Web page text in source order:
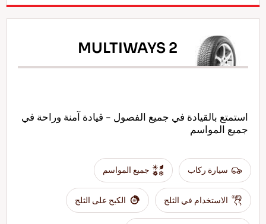
MULTIWAYS 2
استمتع بالقيادة في جميع الفصول - قيادة آمنة وراحة في
جميع المواسم
سيارة ركاب جميع المواسم
الاستخدام في الثلج الكبح على الثلج